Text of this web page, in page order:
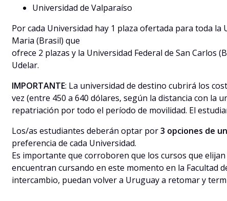
Universidad de Valparaíso
Por cada Universidad hay 1 plaza ofertada para toda la
Maria (Brasil) que
ofrece 2 plazas y la Universidad Federal de San Carlos
Udelar.
IMPORTANTE: La universidad de destino cubrirá los
vez (entre 450 a 640 dólares, según la distancia con la
repatriación por todo el período de movilidad. El
Los/as estudiantes deberán optar por3 opciones de
preferencia de cada Universidad.
Es importante que corroboren que los cursos que
encuentran cursando en este momento en la Facultad
intercambio, puedan volver a Uruguay a retomar y